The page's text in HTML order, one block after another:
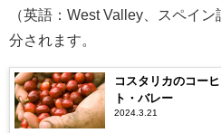
（英語：West Valley、スペイ
分されます。
コスタリカのコー
ト・バレー
2024.3.21